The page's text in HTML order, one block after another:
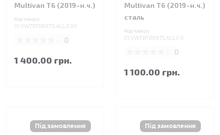
Multivan T6 (2019–н.ч.)
Код товару:
01.VWTRTRXXT5.ALL.F.00
0
1 400.00 грн.
Multivan T6 (2019–н.ч.)
сталь
Код товару:
01.VWTRTRXXT5.ALL.F.0
0
1 100.00 грн.